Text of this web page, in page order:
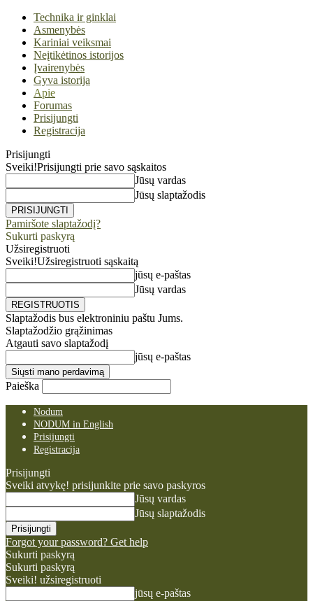
Technika ir ginklai
Asmenybės
Kariniai veiksmai
Neįtikėtinos istorijos
Įvairenybės
Gyva istorija
Apie
Forumas
Prisijungti
Registracija
Prisijungti
Sveiki!Prisijungti prie savo sąskaitos
Jūsų vardas
Jūsų slaptažodis
Pamiršote slaptažodį?
Sukurti paskyrą
Užsiregistruoti
Sveiki!Užsiregistruoti sąskaitą
jūsų e-paštas
Jūsų vardas
Slaptažodis bus elektroniniu paštu Jums.
Slaptažodžio grąžinimas
Atgauti savo slaptažodį
jūsų e-paštas
Paieška
Nodum
NODUM in English
Prisijungti
Registracija
Prisijungti
Sveiki atvykę! prisijunkite prie savo paskyros
Jūsų vardas
Jūsų slaptažodis
Forgot your password? Get help
Sukurti paskyrą
Sukurti paskyrą
Sveiki! užsiregistruoti
jūsų e-paštas